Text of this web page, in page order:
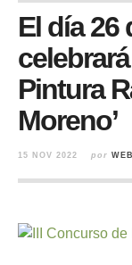
El día 26
Pintura
Moreno’
15 NOV 2022 por